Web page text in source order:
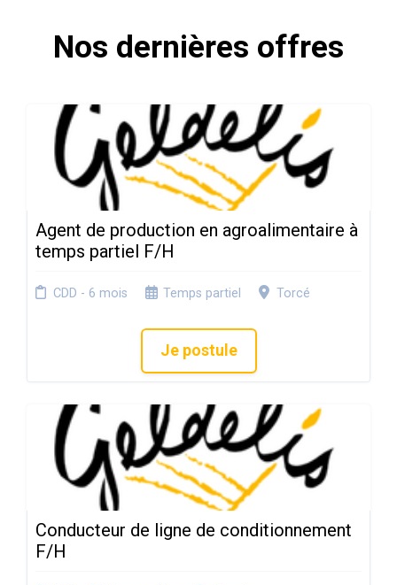
Nos dernières offres
Agent de production en agroalimentaire à
temps partiel F/H
CDD - 6 mois Temps partiel Torcé
Je postule
Conducteur de ligne de conditionnement
F/H